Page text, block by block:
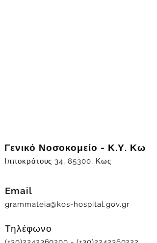
Γενικό Νοσοκομείο - Κ.Υ. Κω
Ιπποκράτους 34, 85300, Κως
Email
grammateia@kos-hospital.gov.gr
Τηλέφωνο